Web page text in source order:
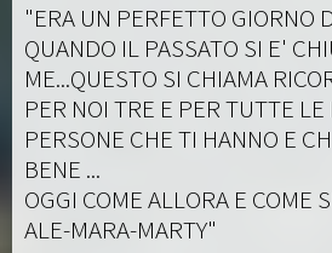
"ERA UN PERFETTO GIORNO
QUANDO IL PASSATO SI E'
ME...QUESTO SI CHIAMA
PER NOI TRE E PER TUTTE
PERSONE CHE TI HANNO E
BENE ...
OGGI COME ALLORA E COME
ALE-MARA-MARTY"